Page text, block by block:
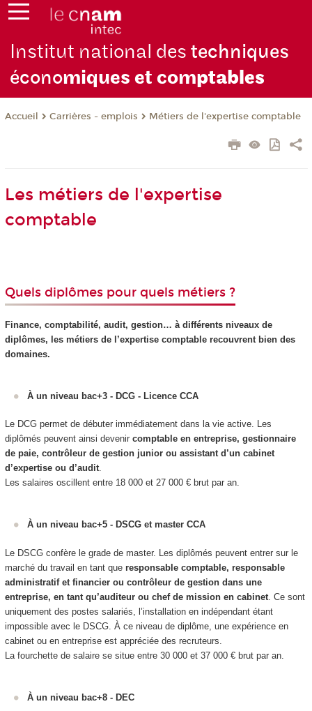
Institut national destechniques
économiques et comptables
Accueil Carrières - emplois Métiers de l'expertise comptable
Les métiers de l'expertise
comptable
Quels diplômes pour quels métiers ?
Finance, comptabilité, audit, gestion… à différents niveaux de
diplômes, les métiers de l’expertise comptable recouvrent bien des
domaines.
À un niveau bac+3 - DCG - Licence CCA
Le DCG permet de débuter immédiatement dans la vie active. Les
diplômés peuvent ainsi devenir comptable en entreprise, gestionnaire
de paie, contrôleur de gestion junior ou assistant d’un cabinet
d’expertise ou d’audit.
Les salaires oscillent entre 18 000 et 27 000 € brut par an.
À un niveau bac+5 - DSCG et master CCA
Le DSCG confère le grade de master. Les diplômés peuvent entrer sur le
marché du travail en tant que responsable comptable, responsable
administratif et financier ou contrôleur de gestion dans une
entreprise, en tant qu’auditeur ou chef de mission en cabinet. Ce sont
uniquement des postes salariés, l’installation en indépendant étant
impossible avec le DSCG. À ce niveau de diplôme, une expérience en
cabinet ou en entreprise est appréciée des recruteurs.
La fourchette de salaire se situe entre 30 000 et 37 000 € brut par an.
À un niveau bac+8 - DEC